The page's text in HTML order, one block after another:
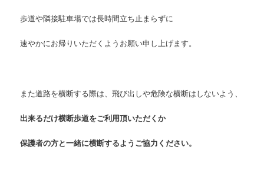
歩道や隣接駐車場では長時間立ち止まらずに
速やかにお帰りいただくようお願い申し上げます。
また道路を横断する際は、飛び出しや危険な横断はしないよう、
出来るだけ横断歩道をご利用頂いただくか
保護者の方と一緒に横断するようご協力ください。